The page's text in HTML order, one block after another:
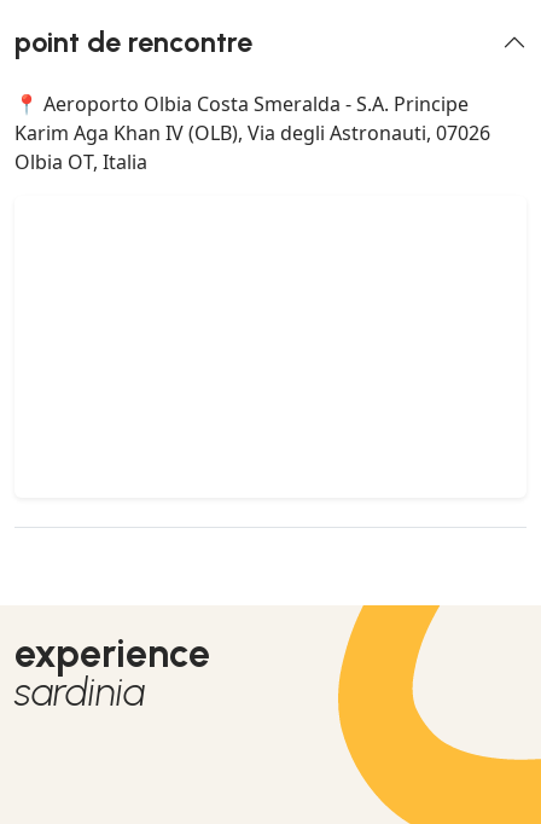
point de rencontre
📍 Aeroporto Olbia Costa Smeralda - S.A. Principe
Karim Aga Khan IV (OLB), Via degli Astronauti, 07026
Olbia OT, Italia
experience
sardinia